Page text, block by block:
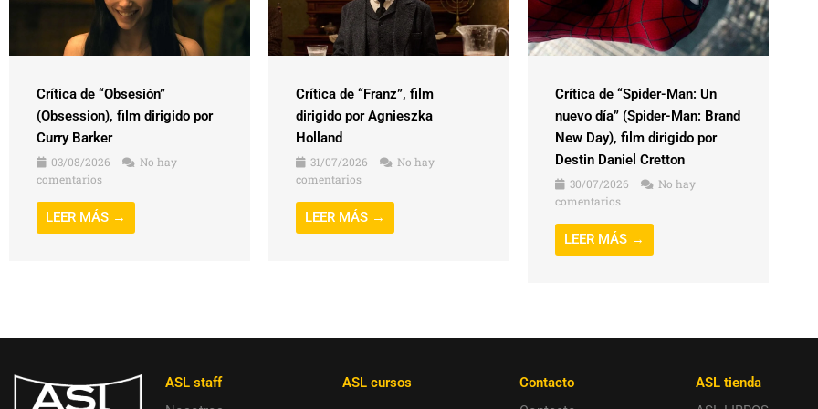
Crítica de “Obsesión”
(Obsession), film dirigido por
Curry Barker
03/08/2026
No hay
comentarios
LEER MÁS →
Crítica de “Franz”, film
dirigido por Agnieszka
Holland
31/07/2026
No hay
comentarios
LEER MÁS →
Crítica de “Spider-Man: Un
nuevo día” (Spider-Man: Brand
New Day), film dirigido por
Destin Daniel Cretton
30/07/2026
No hay
comentarios
LEER MÁS →
ASL staff
ASL cursos
Contacto
ASL tienda